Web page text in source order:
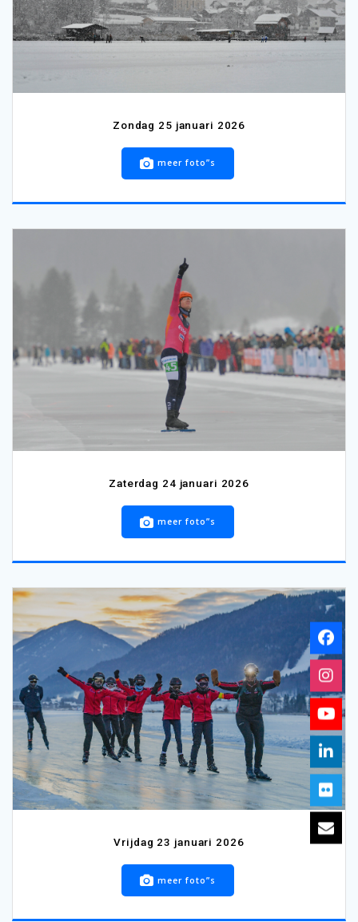
Zondag 25 januari 2026
meer foto”s
Zaterdag 24 januari 2026
meer foto”s
Vrijdag 23 januari 2026
meer foto”s